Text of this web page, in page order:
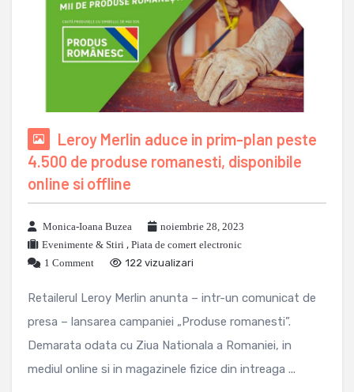
Leroy Merlin aduce in prim-plan peste
4.500 de produse romanesti, disponibile
online si offline
Monica-Ioana Buzea
noiembrie 28, 2023
Evenimente & Stiri , Piata de comert electronic
1 Comment
122 vizualizari
Retailerul Leroy Merlin anunta – intr-un comunicat de
presa – lansarea campaniei „Produse romanesti”.
Demarata odata cu Ziua Nationala a Romaniei, in
mediul online si in magazinele fizice din intreaga ...